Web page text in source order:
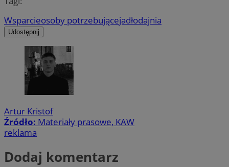
Wsparcieosoby potrzebującejadłodajnia
Udostępnij
Artur Kristof
Źródło: Materiały prasowe, KAW
reklama
Dodaj komentarz